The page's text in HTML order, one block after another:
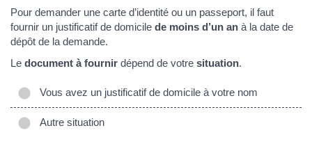
Pour demander une carte d’identité ou un passeport, il faut
fournir un justificatif de domicile de moins d’un an à la date de
dépôt de la demande.
Le document à fournir dépend de votre situation.
Vous avez un justificatif de domicile à votre nom
Autre situation